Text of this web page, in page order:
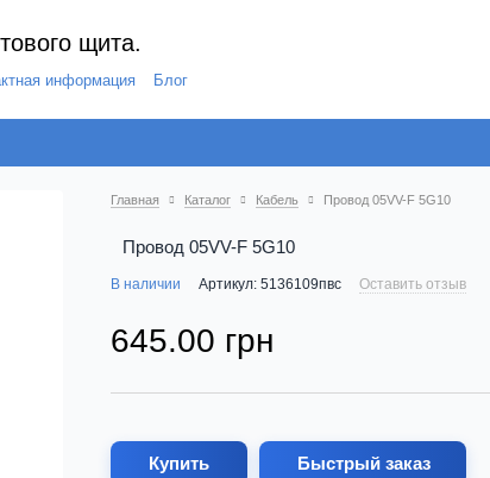
щита.
информация Блог
Главная Каталог Кабель Провод 05VV-F 5G10
Провод 05VV-F 5G10
В наличии Артикул: 5136109пвс Оставить отзыв
645.00 грн
Купить Быстрый заказ